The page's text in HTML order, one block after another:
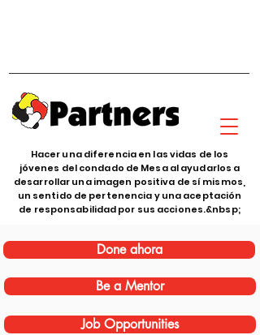
Hacer una diferencia en las vidas de los
jóvenes del condado de Mesa al ayudarlos a
desarrollar una imagen positiva de sí mismos,
un sentido de pertenencia y una aceptación
de responsabilidad por sus acciones.&nbsp;
Done ahora
Be a Mentor
Job Opportunities